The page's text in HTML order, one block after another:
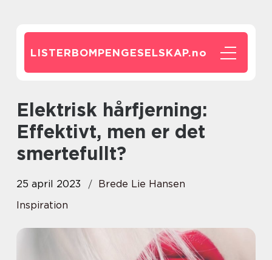
LISTERBOMPENGESELSKAP.no
Elektrisk hårfjerning:
Effektivt, men er det
smertefullt?
25 april 2023
Brede Lie Hansen
Inspiration